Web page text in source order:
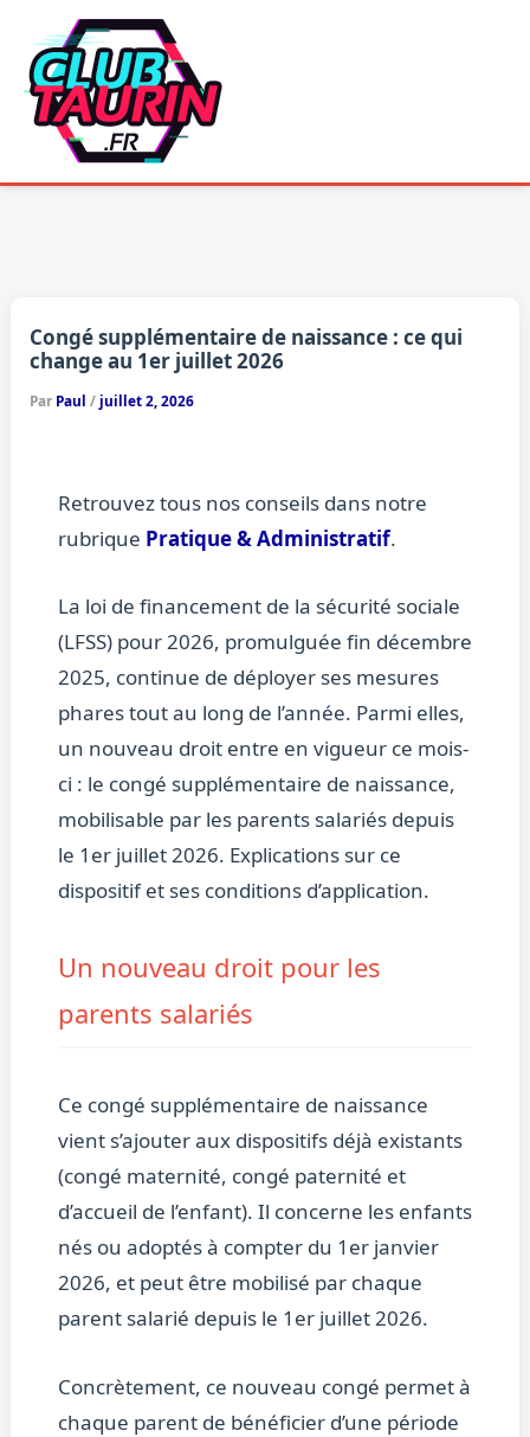
contenu
Congé supplémentaire de naissance : ce qui
change au 1er juillet 2026
Par Paul / juillet 2, 2026
Retrouvez tous nos conseils dans notre
rubrique Pratique & Administratif.
La loi de financement de la sécurité sociale
(LFSS) pour 2026, promulguée fin décembre
2025, continue de déployer ses mesures
phares tout au long de l’année. Parmi elles,
un nouveau droit entre en vigueur ce mois-
ci : le congé supplémentaire de naissance,
mobilisable par les parents salariés depuis
le 1er juillet 2026. Explications sur ce
dispositif et ses conditions d’application.
Un nouveau droit pour les
parents salariés
Ce congé supplémentaire de naissance
vient s’ajouter aux dispositifs déjà existants
(congé maternité, congé paternité et
d’accueil de l’enfant). Il concerne les enfants
nés ou adoptés à compter du 1er janvier
2026, et peut être mobilisé par chaque
parent salarié depuis le 1er juillet 2026.
Concrètement, ce nouveau congé permet à
chaque parent de bénéficier d’une période